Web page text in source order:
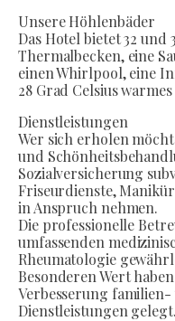
Unsere Höhlenbäder
Das Hotel bietet 32 und
Thermalbecken, eine
einen Whirlpool, eine
28 Grad Celsius
Dienstleistungen
Wer sich erholen
und
Sozialversicherung
Friseurdienste,
in Anspruch nehmen.
Die professionelle
umfassenden
Rheumatologie
Besonderen Wert
Verbesserung
Dienstleistungen gelegt.